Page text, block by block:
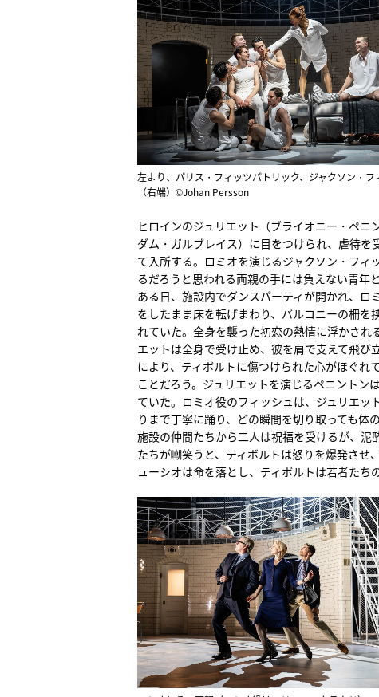
左より、パリス・フィッツパトリック、ジャクソン・フ
（右端）©Johan Persson
ヒロインのジュリエット（ブライオニー・ペ
ダム・ガルブレイス）に目をつけられ、虐待
て入所する。ロミオを演じるジャクソン・フ
るだろうと思われる両親の手には負えない青年
ある日、施設内でダンスパーティが開かれ、
をしたまま床を転げまわり、バルコニーの柵
れていた。全身を襲った初恋の熱情に浮かされ
エットは全身で受け止め、彼を肩で支えて飛
により、ティボルトに傷つけられた心がほぐ
ことだろう。ジュリエットを演じるペニント
ていた。ロミオ役のフィッシュは、ジュリエ
りまで丁寧に踊り、どの瞬間を切り取っても体
施設の仲間たちから二人は祝福を受けるが、
たちが嘲笑うと、ティボルトは怒りを爆発さ
ューシオは命を落とし、ティボルトは若者たち